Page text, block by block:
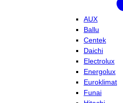
AUX
Ballu
Centek
Daichi
Electrolux
Energolux
Euroklimat
Funai